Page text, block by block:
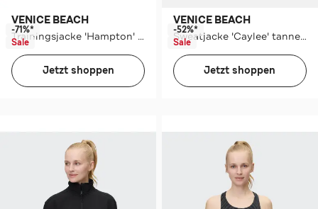
VENICE BEACH
Trainingsjacke 'Hampton' dunkelgrün
-71%*
Sale
Jetzt shoppen
VENICE BEACH
Sweatjacke 'Caylee' tannengrün
-52%*
Sale
Jetzt shoppen